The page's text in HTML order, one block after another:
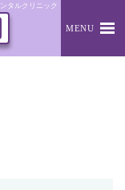
タルクリニック｜本日のDr.
MENU